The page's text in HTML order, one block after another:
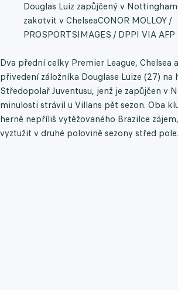
Douglas Luiz zapůjčený v
zakotvit v ChelseaCONOR MOLLOY /
PROSPORTSIMAGES / DPPI VIA AFP
Dva přední celky Premier League, Chelsea
přivedení záložníka Douglase Luize (27) na
Středopolař Juventusu, jenž je zapůjčen v
minulosti strávil u Villans pět sezon. Oba
herně nepříliš vytěžovaného Brazilce
vyztužit v druhé polovině sezony střed pole.